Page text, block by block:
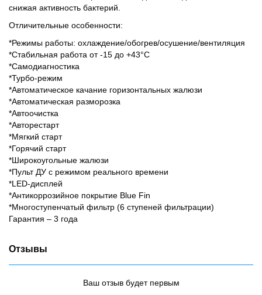
снижая активность бактерий.
Отличительные особенности:
*Режимы работы: охлаждение/обогрев/осушение/вентиляция
*Стабильная работа от -15 до +43°C
*Самодиагностика
*Турбо-режим
*Автоматическое качание горизонтальных жалюзи
*Автоматическая разморозка
*Автоочистка
*Авторестарт
*Мягкий старт
*Горячий старт
*Широкоугольные жалюзи
*Пульт ДУ с режимом реального времени
*LED-дисплей
*Антикоррозийное покрытие Blue Fin
*Многоступенчатый фильтр (6 ступеней фильтрации)
Гарантия – 3 года
Отзывы
Ваш отзыв будет первым